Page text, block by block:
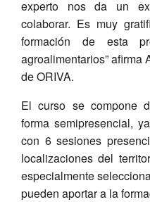
experto nos da un
colaborar. Es muy
formación de esta
agroalimentarios” afirma
de ORIVA.
El curso se compone
forma semipresencial,
con 6 sesiones
localizaciones del
especialmente
pueden aportar a la